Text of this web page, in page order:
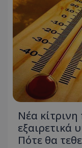
Νέα
εξαιρετικά
Πότε θα